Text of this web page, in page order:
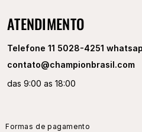
ATENDIMENTO
Telefone 11 5028-4251
contato@championbrasil.com
das 9:00 as 18:00
Formas de pagamento